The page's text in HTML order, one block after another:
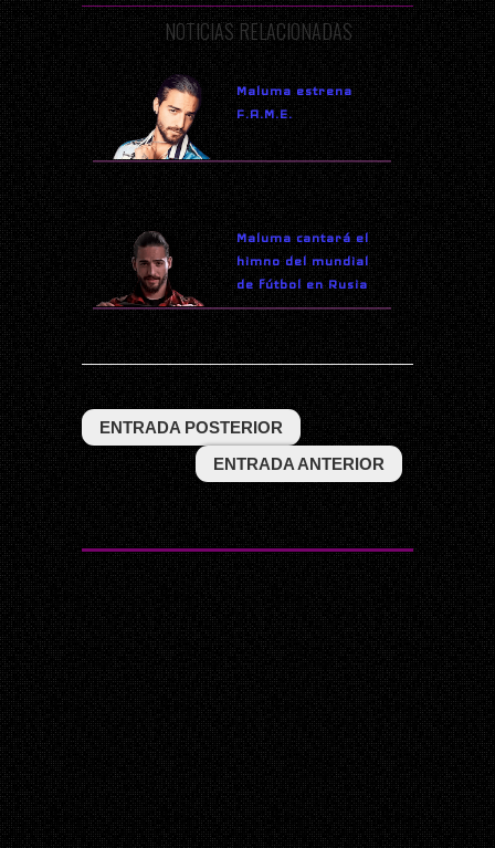
NOTICIAS RELACIONADAS
Maluma estrena
F.A.M.E.
Maluma cantará el
himno del mundial
de fútbol en Rusia
ENTRADA POSTERIOR
ENTRADA ANTERIOR